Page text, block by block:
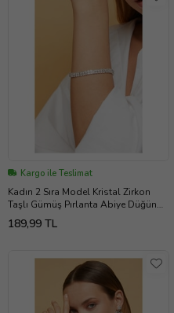
Kargo ile Teslimat
Kadın 2 Sıra Model Kristal Zirkon
Taşlı Gümüş Pırlanta Abiye Düğün
Nişan Söz Kına Parti Bileklik
189,99 TL